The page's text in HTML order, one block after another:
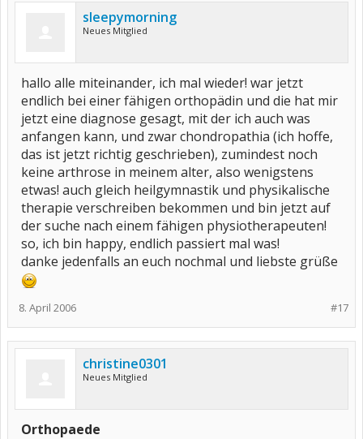
sleepymorning
Neues Mitglied
hallo alle miteinander, ich mal wieder! war jetzt
endlich bei einer fähigen orthopädin und die hat mir
jetzt eine diagnose gesagt, mit der ich auch was
anfangen kann, und zwar chondropathia (ich hoffe,
das ist jetzt richtig geschrieben), zumindest noch
keine arthrose in meinem alter, also wenigstens
etwas! auch gleich heilgymnastik und physikalische
therapie verschreiben bekommen und bin jetzt auf
der suche nach einem fähigen physiotherapeuten!
so, ich bin happy, endlich passiert mal was!
danke jedenfalls an euch nochmal und liebste grüße
#17
8. April 2006
christine0301
Neues Mitglied
Orthopaede